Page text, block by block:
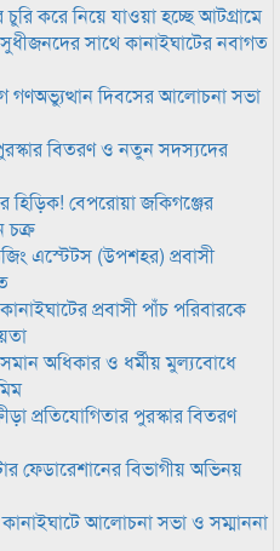
করে নিয়ে যাওয়া হচ্ছে আটগ্রামে
সাথে কানাইঘাটের নবাগত
গণঅভ্যুত্থান দিবসের আলোচনা সভা
বিতরণ ও নতুন সদস্যদের
হিড়িক! বেপরোয়া জকিগঞ্জের
চক্র
এস্টেটস (উপশহর) প্রবাসী
প্রবাসী পাঁচ পরিবারকে
অধিকার ও ধর্মীয় মুল্যবোধে
প্রতিযোগিতার পুরস্কার বিতরণ
ফেডারেশানের বিভাগীয় অভিনয়
আলোচনা সভা ও সম্মাননা